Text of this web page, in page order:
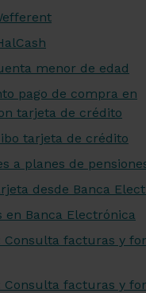
menor de edad
pago de compra en
tarjeta de crédito
tarjeta de crédito
a planes de
desde Banca
en Banca Electrónica
Consulta facturas y
Consulta facturas y